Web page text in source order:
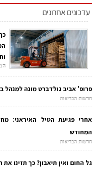
עדכונים אחרונים
פרופ' אביב גולדברט מונה למנהל
חדשות הבריאות
אחרי פגיעת הטיל האיראני:
המחודש
חדשות הבריאות
גל החום ואין תיאבון? כך תזינו